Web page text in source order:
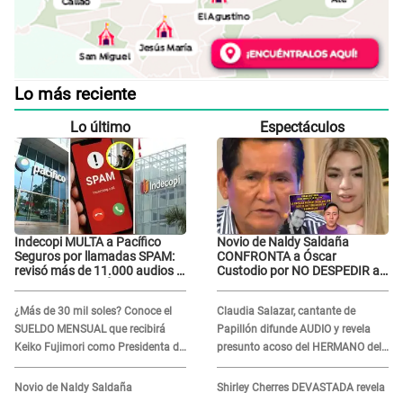
Lo más reciente
Lo último
Indecopi MULTA a Pacífico
Seguros por llamadas SPAM:
revisó más de 11.000 audios y
¿Más de 30 mil soles? Conoce el
SUELDO MENSUAL que recibirá
Keiko Fujimori como Presidenta de
la República
Novio de Naldy Saldaña
Espectáculos
Novio de Naldy Saldaña
CONFRONTA a Óscar
Custodio por NO DESPEDIR a
"Nadie me dice qué hacer"
Claudia Salazar, cantante de
Papillón difunde AUDIO y revela
presunto acoso del HERMANO del
director musical de La Bella Luz:
"Me quedé asustada, en shock"
Shirley Cherres DEVASTADA revela